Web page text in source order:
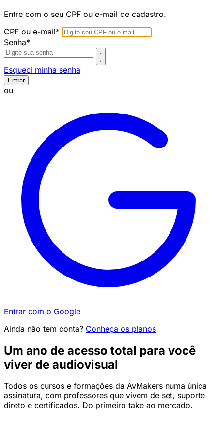
Entre com o seu CPF ou e-mail de cadastro.
CPF ou e-mail*
Senha*
Esqueci minha senha
Entrar
ou
Entrar com o Google
Ainda não tem conta? Conheça os planos
Um ano de acesso total para você
viver de audiovisual
Todos os cursos e formações da AvMakers numa única
assinatura, com professores que vivem de set, suporte
direto e certificados. Do primeiro take ao mercado.